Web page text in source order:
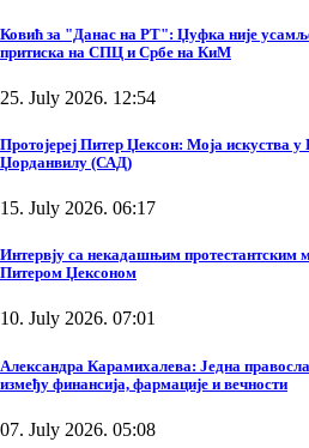
Ковић за "Данас на РТ": Џуфка није
притиска на СПЦ и Србе на КиМ
25. July 2026. 12:54
Протојереј Питер Џексон: Моја искуства у
Џорданвилу (САД)
15. July 2026. 06:17
Интервју са некадашњим
Питером Џексоном
10. July 2026. 07:01
Александра Карамихалева: Једна
између финансија, фармације и вечности
07. July 2026. 05:08